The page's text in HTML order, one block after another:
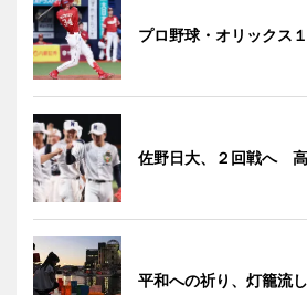
プロ野球・オリックス
佐野日大、２回戦へ
平和への祈り、灯籠流